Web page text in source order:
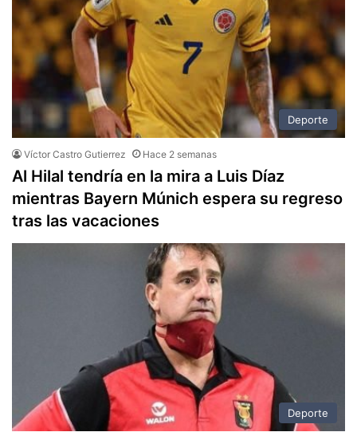
Deporte
Víctor Castro Gutierrez Hace 2 semanas
Al Hilal tendría en la mira a Luis Díaz
mientras Bayern Múnich espera su regreso
tras las vacaciones
Deporte